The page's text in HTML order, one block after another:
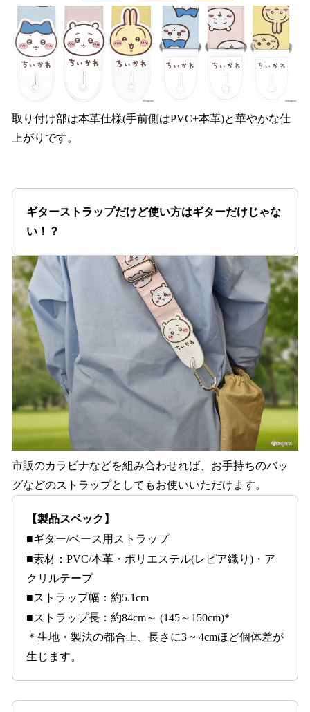
取り付け部は本革仕様(手前側はPVC+本革)と華やかな仕
上がりです。
ギターストラップだけど使い方はギターだけじゃな
い！？
市販のカラビナなどを組み合わせれば、お手持ちのバッ
グなどのストラップとしてもお使いいただけます。
【製品スペック】
■ギター/ベース用ストラップ
■素材：PVC/本革・ポリエステル(レピア織り)・ア
クリルテープ
■ストラップ幅：約5.1cm
■ストラップ長：約84cm～ (145～150cm)*
＊生地・製法の都合上、長さに3 ~ 4cmほど個体差が
生じます。